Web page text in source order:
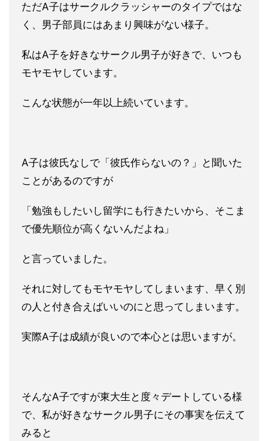
ただA子はサークルクラッシャーのタイプではな
く、男子部員にはあまり興味がない様子。
私はA子を好きなサークル男子が好きで、いつも
モヤモヤしていま す。
こんな状態が一年以上続いています。
A子は彼氏なしで「彼氏作らないの？」と聞いた
ことがあるのですが
「勉強もしたいし留学にも行きたいから、そこま
で優先順位が高くないんだよね」
と言っていました。
それに対してもモヤモヤしてしまいます、早く別
の人と付き合えばいいのにと思ってしまいます。
実際A子は成績が良いので本心とは思いますが。
そんなA子ですが東大生と度々デートしている様
で、私が好きなサークル男子にその事実を伝えて
みると